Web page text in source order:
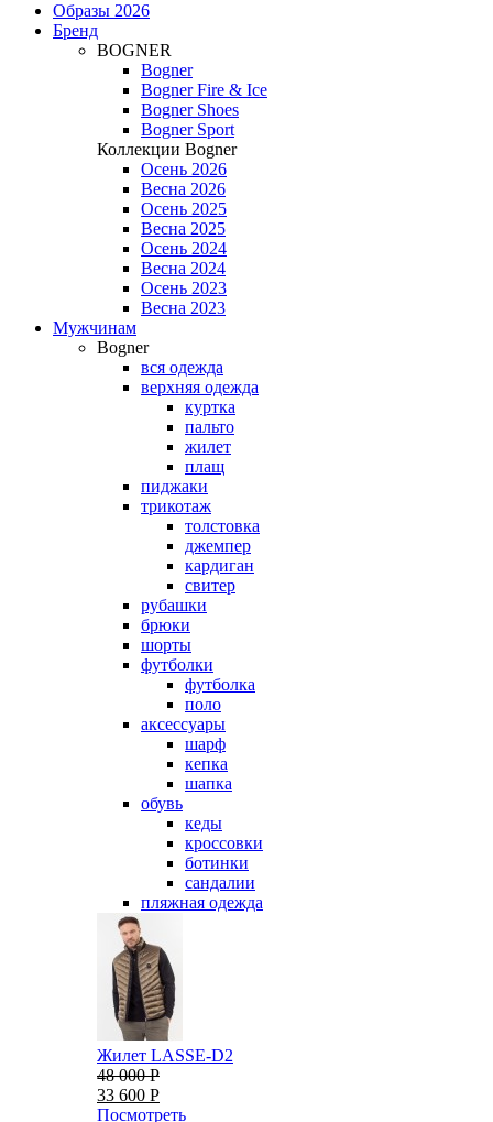
Образы 2026
Бренд
BOGNER
Bogner
Bogner Fire & Ice
Bogner Shoes
Bogner Sport
Коллекции Bogner
Осень 2026
Весна 2026
Осень 2025
Весна 2025
Осень 2024
Весна 2024
Осень 2023
Весна 2023
Мужчинам
Bogner
вся одежда
верхняя одежда
куртка
пальто
жилет
плащ
пиджаки
трикотаж
толстовка
джемпер
кардиган
свитер
рубашки
брюки
шорты
футболки
футболка
поло
аксессуары
шарф
кепка
шапка
обувь
кеды
кроссовки
ботинки
сандалии
пляжная одежда
Жилет LASSE-D2
48 000 Р
33 600 Р
Посмотреть